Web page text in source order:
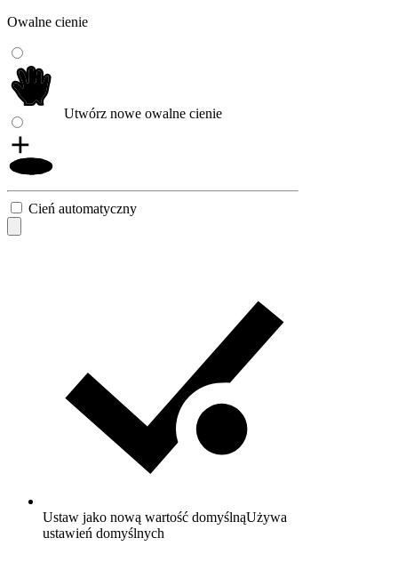
Owalne cienie
Utwórz nowe owalne cienie
Cień automatyczny
Ustaw jako nową wartość domyślnąUżywa
ustawień domyślnych